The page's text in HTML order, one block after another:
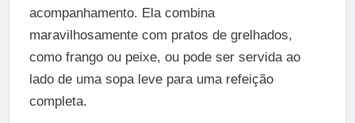
acompanhamento. Ela combina
maravilhosamente com pratos de grelhados,
como frango ou peixe, ou pode ser servida ao
lado de uma sopa leve para uma refeição
completa.